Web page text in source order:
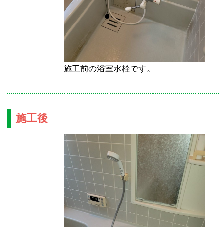
施工前の浴室水栓です。
施工後